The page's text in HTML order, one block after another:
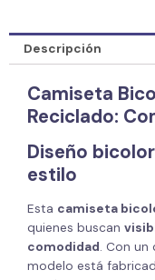
Descripción
Camiseta
Reciclado:
Diseño
estilo
Esta camiseta
quienes buscan
comodidad. Con
modelo está